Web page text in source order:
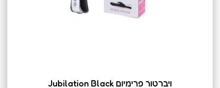
ויברטור פרימיום Jubilation Black